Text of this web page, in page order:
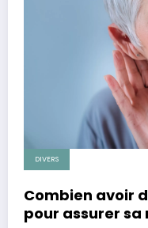
DIVERS
Combien avoir
pour assurer